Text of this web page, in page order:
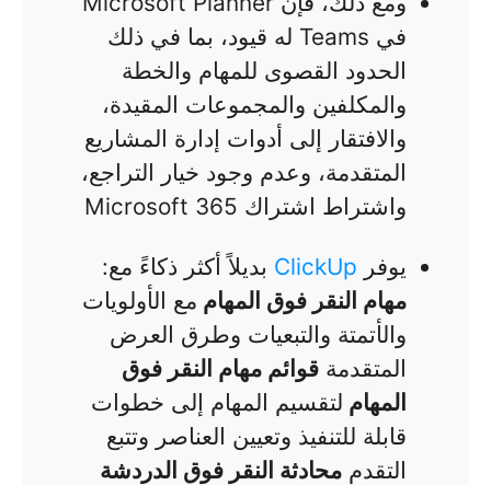
في Teams له قيود، بما في ذلك
الحدود القصوى للمهام والخطة
والمكلفين والمجموعات المقيدة،
والافتقار إلى أدوات إدارة المشاريع
المتقدمة، وعدم وجود خيار التراجع،
واشتراط اشتراك Microsoft 365
يوفر ClickUp بديلاً أكثر ذكاءً مع:
مهام النقر فوق المهام مع الأولويات
والأتمتة والتبعيات وطرق العرض
المتقدمة قوائم مهام النقر فوق
المهام لتقسيم المهام إلى خطوات
قابلة للتنفيذ وتعيين العناصر وتتبع
التقدم محادثة النقر فوق الدردشة